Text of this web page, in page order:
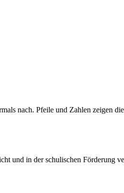
nach. Pfeile und Zahlen zeigen die
und in der schulischen Förderung